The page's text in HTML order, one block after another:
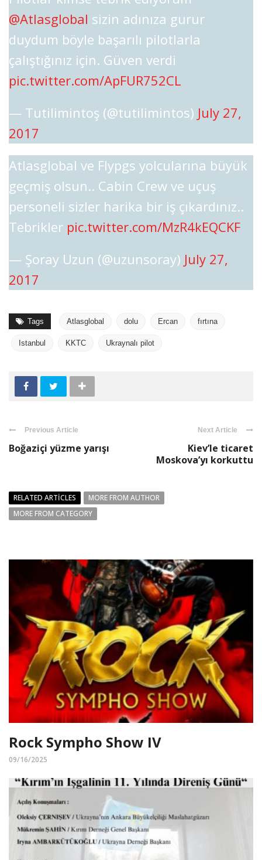
@Atlasglobal sizin adınıza gurur
duydum böyle başarılı pilotlarla
çalıştığınız için. Güven verdi
pic.twitter.com/ApFUR752CL
— Tutilimintoş (@tutilimintos) July 27,
2017
Atlasglobal ve Flypgs yolcularına büyük
geçmiş olsun.. Cabin Crew ve uçuş
personeli sizler harika bir iş çıkardınız..
Tebrikler pic.twitter.com/MzR4kEQCKF
— Şoray Uzun (@uzunsoray) July 27,
2017
Tags Atlasglobal dolu Ercan fırtına
Istanbul KKTC Ukraynalı pilot
Previous Article
Boğaziçi yüzme yarışı
Next Article
Kiev’le ticaret
Moskova’yı korkuttu
RELATED ARTICLES
MORE FROM AUTHOR
MORE FROM CATEGORY
Rock Sympho Show IV
09/16/2025